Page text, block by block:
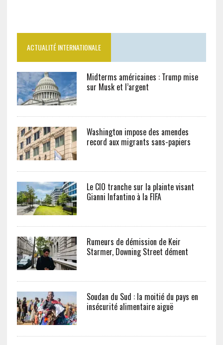
ACTUALITÉ INTERNATIONALE
Midterms américaines : Trump mise
sur Musk et l’argent
Washington impose des amendes
record aux migrants sans-papiers
Le CIO tranche sur la plainte visant
Gianni Infantino à la FIFA
Rumeurs de démission de Keir
Starmer, Downing Street dément
Soudan du Sud : la moitié du pays en
insécurité alimentaire aiguë